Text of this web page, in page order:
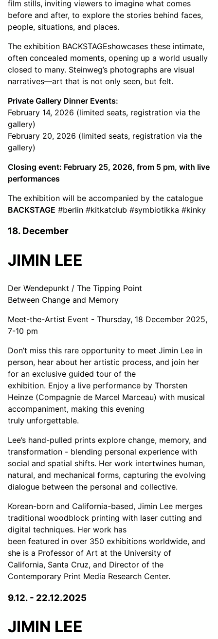
film stills, inviting viewers to imagine what comes
before and after, to explore the stories behind faces,
people, situations, and places.
The exhibition BACKSTAGEshowcases these intimate,
often concealed moments, opening up a world usually
closed to many. Steinweg’s photographs are visual
narratives—art that is not only seen, but felt.
Private Gallery Dinner Events:
February 14, 2026 (limited seats, registration via the
gallery)
February 20, 2026 (limited seats, registration via the
gallery)
Closing event: February 25, 2026, from 5 pm, with live
performances
The exhibition will be accompanied by the catalogue
BACKSTAGE #berlin #kitkatclub #symbiotikka #kinky
18. December
JIMIN LEE
Der Wendepunkt / The Tipping Point
Between Change and Memory
Meet-the-Artist Event - Thursday, 18 December 2025,
7-10 pm
Don’t miss this rare opportunity to meet Jimin Lee in
person, hear about her artistic process, and join her
for an exclusive guided tour of the
exhibition. Enjoy a live performance by Thorsten
Heinze (Compagnie de Marcel Marceau) with musical
accompaniment, making this evening
truly unforgettable.
Lee’s hand-pulled prints explore change, memory, and
transformation - blending personal experience with
social and spatial shifts. Her work intertwines human,
natural, and mechanical forms, capturing the evolving
dialogue between the personal and collective.
Korean-born and California-based, Jimin Lee merges
traditional woodblock printing with laser cutting and
digital techniques. Her work has
been featured in over 350 exhibitions worldwide, and
she is a Professor of Art at the University of
California, Santa Cruz, and Director of the
Contemporary Print Media Research Center.
9.12. - 22.12.2025
JIMIN LEE